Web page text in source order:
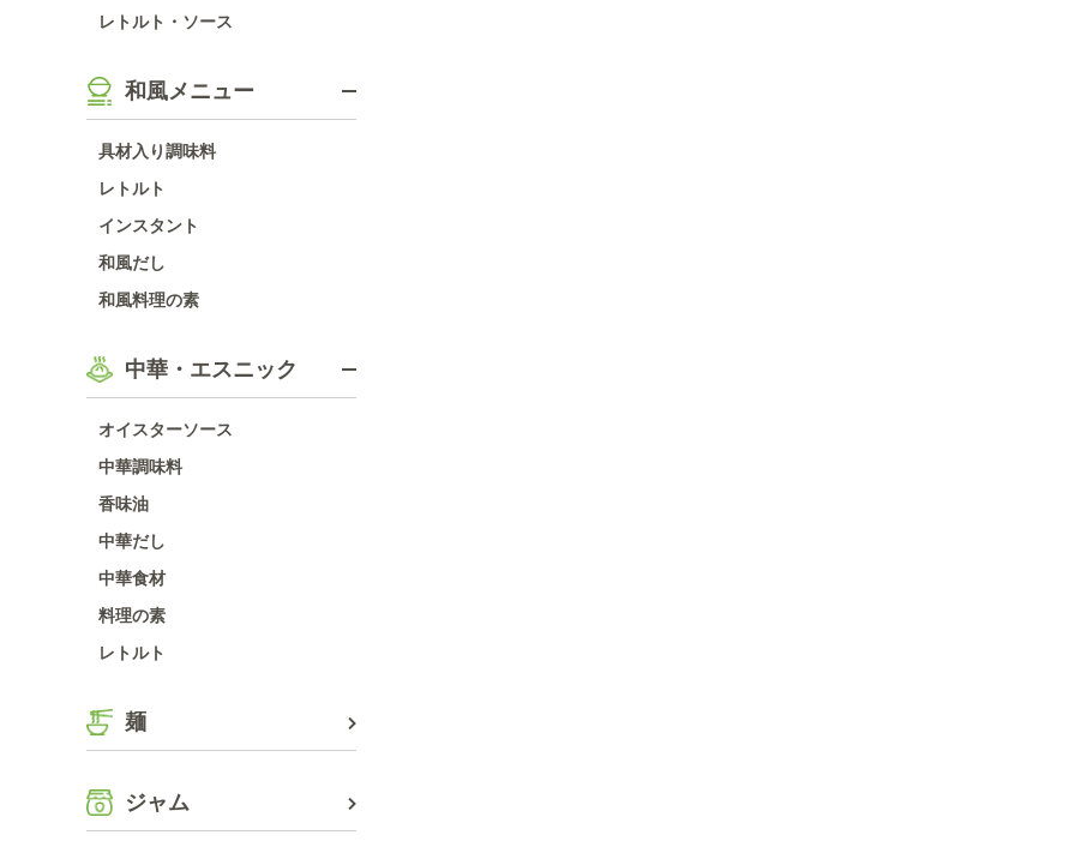
レトルト・ソース
和風メニュー
具材入り調味料
レトルト
インスタント
和風だし
和風料理の素
中華・エスニック
オイスターソース
中華調味料
香味油
中華だし
中華食材
料理の素
レトルト
麺
ジャム